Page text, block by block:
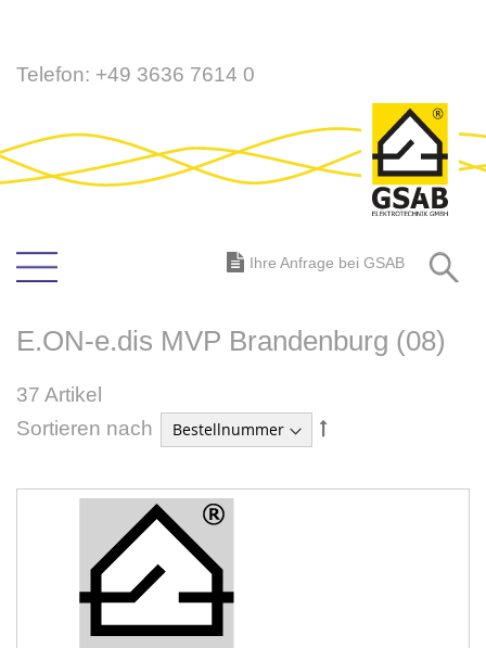
Direkt
Telefon: +49 3636 7614 0
Ihre Anfrage bei GSAB
E.ON-e.dis MVP Brandenburg (08)
37 Artikel
Sortieren nach
In